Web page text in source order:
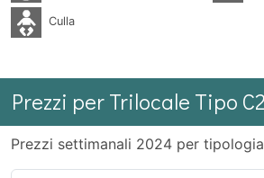
Culla
Prezzi per Trilocale Tipo
Prezzi settimanali 2024 per